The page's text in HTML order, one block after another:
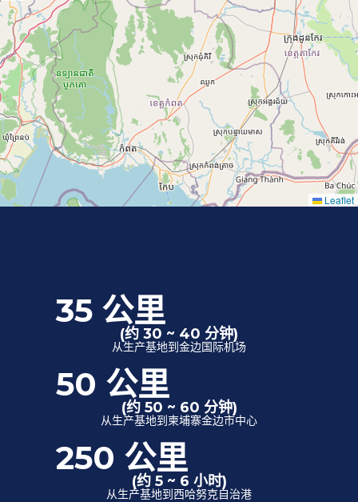
Leaflet
35 公里
(约 30 ~ 40 分钟)
从生产基地到金边国际机场
50 公里
(约 50 ~ 60 分钟)
从生产基地到柬埔寨金边市中心
250 公里
(约 5 ~ 6 小时)
从生产基地到西哈努克自治港